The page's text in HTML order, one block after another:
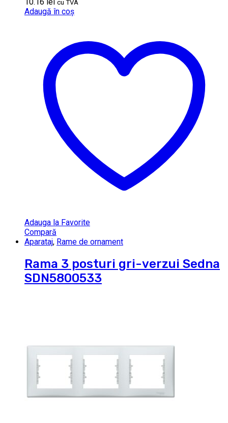
10.16 lei cu TVA
Adaugă în coș
Adauga la Favorite
Compară
Aparataj, Rame de ornament
Rama 3 posturi gri-verzui Sedna
SDN5800533